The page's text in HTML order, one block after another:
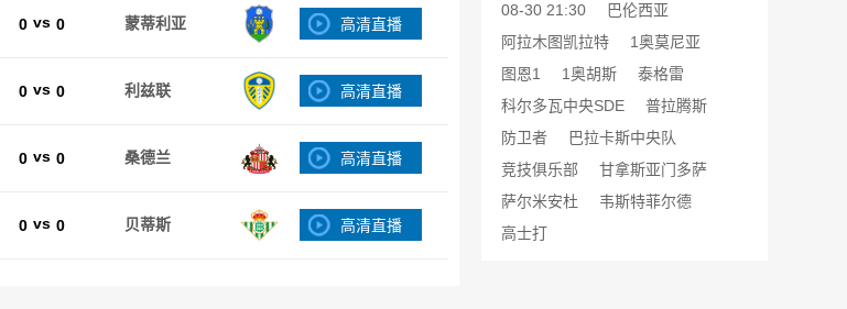
0 vs 0 蒙蒂利亚 高清直播
0 vs 0 利兹联 高清直播
0 vs 0 桑德兰 高清直播
0 vs 0 贝蒂斯 高清直播
08-30 21:30
巴伦西亚
阿拉木图凯拉特
1奥莫尼亚
图恩1
1奥胡斯
泰格雷
科尔多瓦中央SDE
普拉腾斯
防卫者
巴拉卡斯中央队
竞技俱乐部
甘拿斯亚门多萨
萨尔米安杜
韦斯特菲尔德
高士打